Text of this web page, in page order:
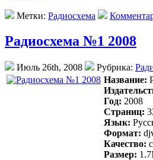
Метки: Радиосхема
Радиосхема №1 2008
Июль 26th, 2008 Рубрика:
Название:
Год: 2008
Страниц:
Язык:
Формат:
Качество:
Размер: